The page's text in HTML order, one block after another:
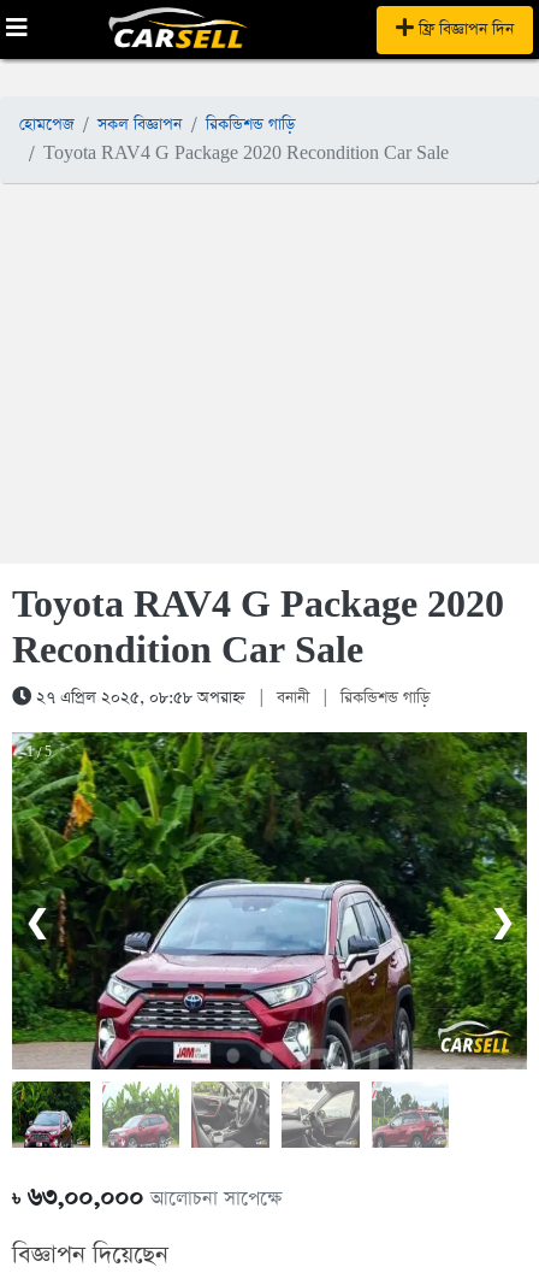
ফ্রি বিজ্ঞাপন দিন
হোমপেজ সকল বিজ্ঞাপন
রিকন্ডিশন্ড গাড়ি
Toyota RAV4 G Package 2020 Recondition Car Sale
Toyota RAV4 G Package 2020
Recondition Car Sale
২৭ এপ্রিল ২০২৫, ০৮:৫৮ অপরাহ্ন বনানী রিকন্ডিশন্ড গাড়ি
1 / 5
❮ ❯
৳৬৩,০০,০০০আলোচনা সাপেক্ষে
বিজ্ঞাপন দিয়েছেন